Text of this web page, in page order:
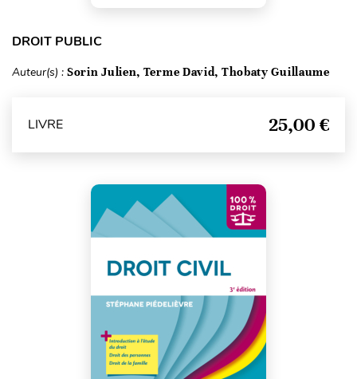
DROIT PUBLIC
Auteur(s) : Sorin Julien, Terme David, Thobaty Guillaume
LIVRE 25,00 €